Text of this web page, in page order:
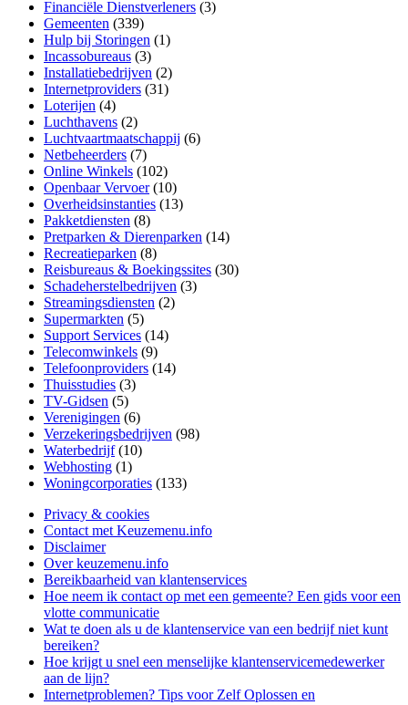
Financiële Dienstverleners (3)
Gemeenten (339)
Hulp bij Storingen (1)
Incassobureaus (3)
Installatiebedrijven (2)
Internetproviders (31)
Loterijen (4)
Luchthavens (2)
Luchtvaartmaatschappij (6)
Netbeheerders (7)
Online Winkels (102)
Openbaar Vervoer(10)
Overheidsinstanties (13)
Pakketdiensten (8)
Pretparken & Dierenparken (14)
Recreatieparken (8)
Reisbureaus & Boekingssites (30)
Schadeherstelbedrijven (3)
Streamingsdiensten (2)
Supermarkten (5)
Support Services (14)
Telecomwinkels (9)
Telefoonproviders (14)
Thuisstudies (3)
TV-Gidsen (5)
Verenigingen (6)
Verzekeringsbedrijven (98)
Waterbedrijf(10)
Webhosting (1)
Woningcorporaties (133)
Privacy & cookies
Contact met Keuzemenu.info
Disclaimer
Over keuzemenu.info
Bereikbaarheid van klantenservices
Hoe neem ik contact op met een gemeente? Een gids voor een
vlotte communicatie
Wat te doen als u de klantenservice van een bedrijf niet kunt
bereiken?
Hoe krijgt u snel een menselijke klantenservicemedewerker
aan de lijn?
Internetproblemen? Tips voor Zelf Oplossen en